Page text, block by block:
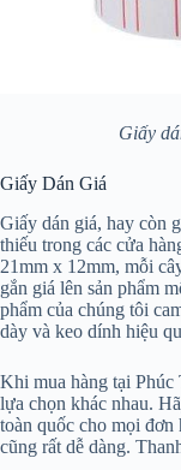
Giấy
Giấy Dán Giá
Giấy dán giá, hay còn
thiếu trong các cửa
21mm x 12mm, mỗi
gắn giá lên sản phẩm
phẩm của chúng tôi
dày và keo dính hiệu
Khi mua hàng tại Phúc
lựa chọn khác nhau.
toàn quốc cho mọi đơn
cũng rất dễ dàng.